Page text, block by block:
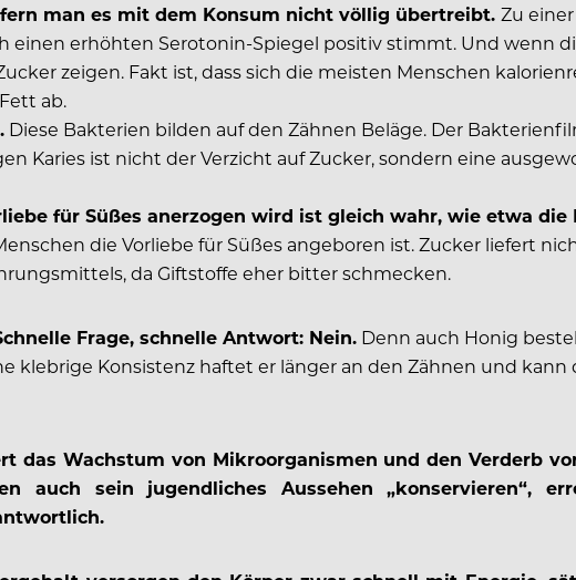
man es mit dem Konsum nicht völlig übertreibt. Zu
erhöhten Serotonin-Spiegel positiv stimmt. Und wenn
zeigen. Fakt ist, dass sich die meisten Menschen
ab.
Diese Bakterien bilden auf den Zähnen Beläge. Der
Karies ist nicht der Verzicht auf Zucker, sondern eine
für Süßes anerzogen wird ist gleich wahr, wie etwa die
Menschen die Vorliebe für Süßes angeboren ist. Zucker liefert
da Giftstoffe eher bitter schmecken.
Frage, schnelle Antwort: Nein. Denn auch Honig
klebrige Konsistenz haftet er länger an den Zähnen und
das Wachstum von Mikroorganismen und den Verderb
auch sein jugendliches Aussehen „konservieren“,